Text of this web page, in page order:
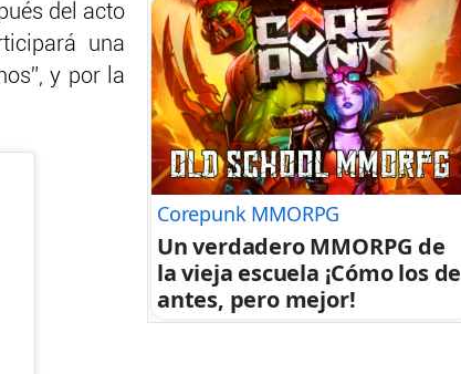
del acto
una
y por la
Corepunk MMORPG
Un verdadero MMORPG de
la vieja escuela ¡Cómo los de
antes, pero mejor!